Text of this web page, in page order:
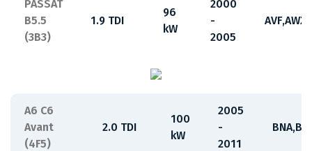
PASSAT
B5.5
(3B3)
1.9 TDI
96
kW
2000
-
2005
AVF,AWX
A6 C6
Avant
(4F5)
2.0 TDI
100
kW
2005
-
2011